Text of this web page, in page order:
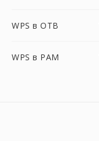
WPS в OTB
WPS в PAM